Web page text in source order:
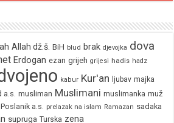
Allah dž.š. BiH blud brak djevojka dova
Erdogan ezan grijeh grijesi hadis hadz
kabur Kur'an ljubav majka
musliman Muslimani muslimanka muž
Poslanik a.s. prelazak na islam Ramazan sadaka
supruga Turska zena